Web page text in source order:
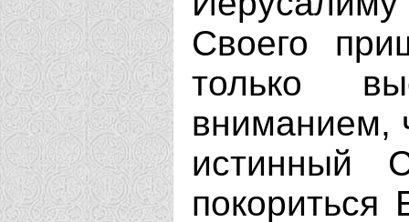
Своего
только
вниманием,
истинный